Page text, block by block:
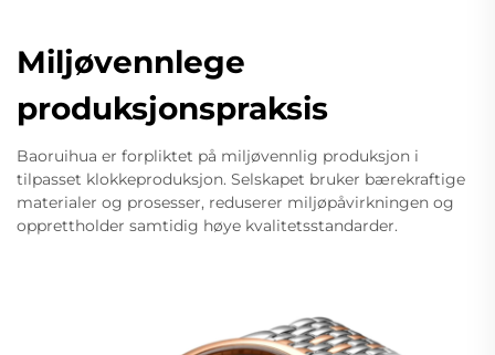
Miljøvennlege
produksjonspraksis
Baoruihua er forpliktet på miljøvennlig produksjon i
tilpasset klokkeproduksjon. Selskapet bruker bærekraftige
materialer og prosesser, reduserer miljøpåvirkningen og
opprettholder samtidig høye kvalitetsstandarder.